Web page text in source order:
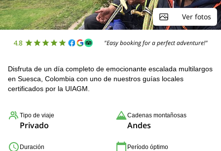
Ver fotos
4.8 "Easy booking for a perfect adventure!"
Disfruta de un día completo de emocionante escalada multilargos
en Suesca, Colombia con uno de nuestros guías locales
certificados por la UIAGM.
Tipo de viaje
Privado
Cadenas montañosas
Andes
Duración Período óptimo